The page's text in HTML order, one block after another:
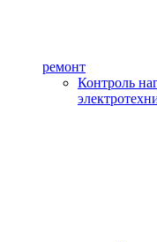
ремонт
Контроль